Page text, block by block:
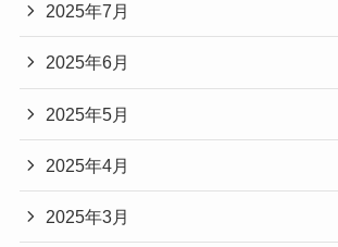
2025年7月
2025年6月
2025年5月
2025年4月
2025年3月